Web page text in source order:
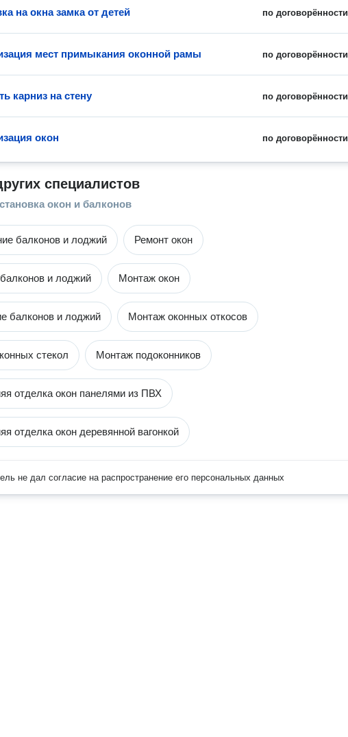
по договорённости
на окна замка от детей
по договорённости
мест примыкания оконной рамы
по договорённости
карниз на стену
по договорённости
окон
специалистов
окон и балконов
балконов и лоджий Ремонт окон
и лоджий Монтаж окон
балконов и лоджий Монтаж оконных откосов
стекол Монтаж подоконников
отделка окон панелями из ПВХ
отделка окон деревянной вагонкой
не дал согласие на распространение его персональных данных